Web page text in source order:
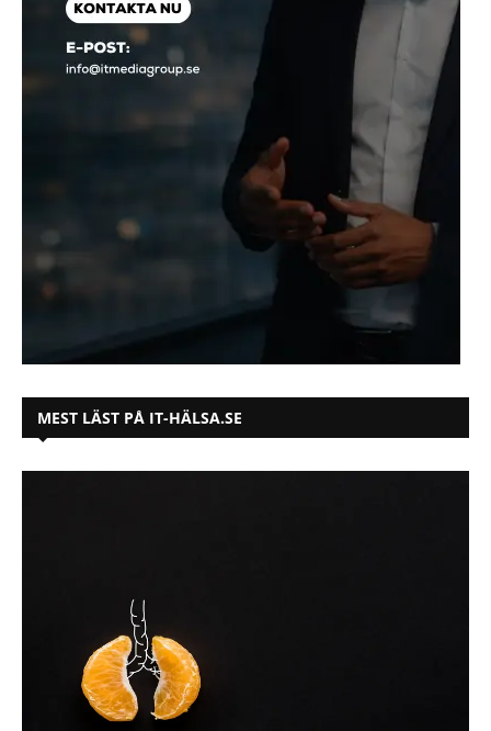
MEST LÄST PÅ IT-HÄLSA.SE